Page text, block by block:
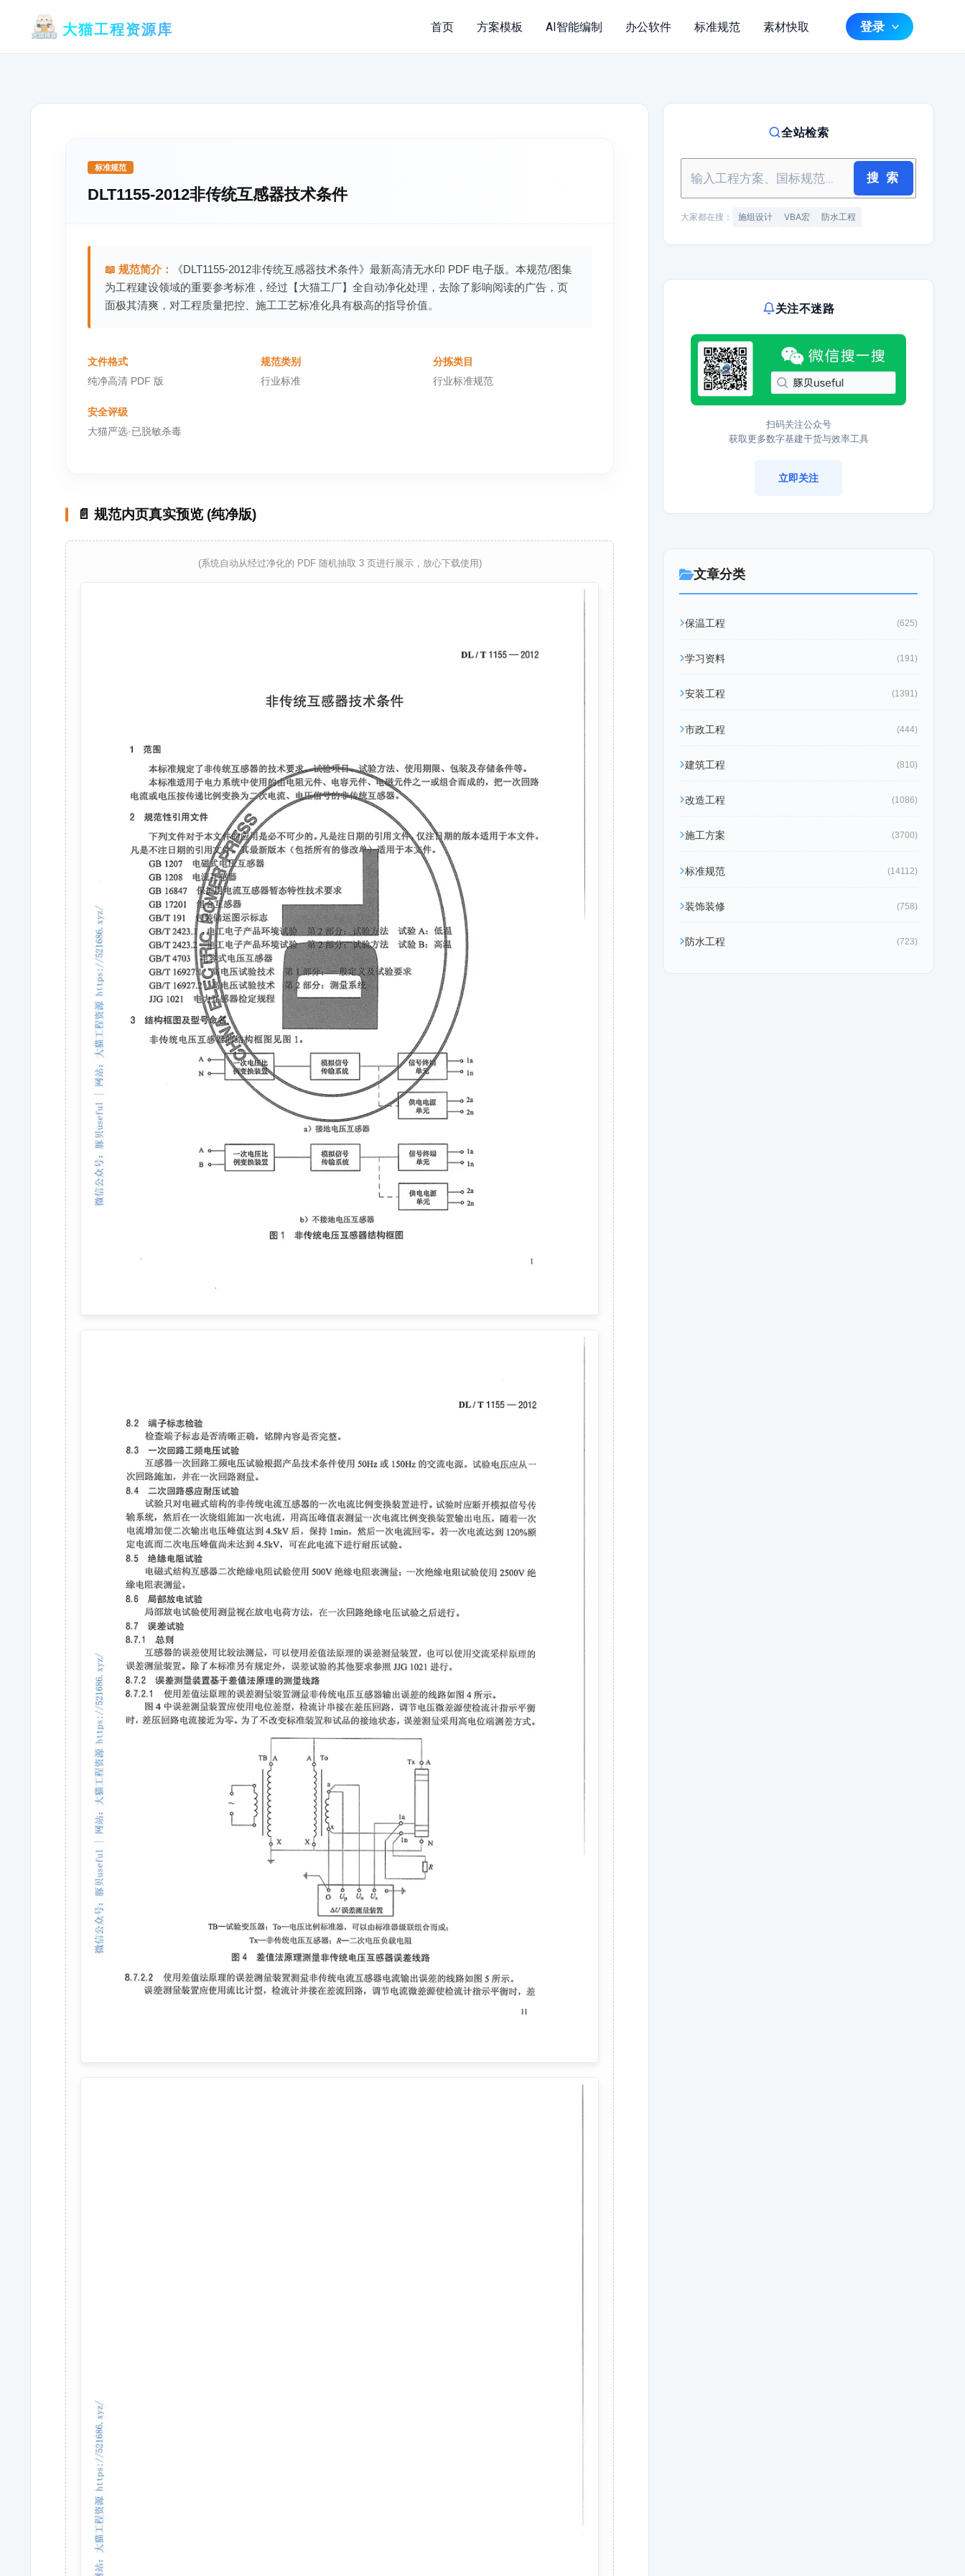
大猫工程资源库 首页 方案模板 AI智能编制 办公软件 标准规范 素材快取 登录
标准规范
DLT1155-2012非传统互感器技术条件
📖 规范简介：
《DLT1155-2012非传统互感器技术条件》最新高清无水印 PDF 电子版。本规范/图集
为工程建设领域的重要参考标准，经过【大猫工厂】全自动净化处理，去除了影响阅读的广告，页
面极其清爽，对工程质量把控、施工工艺标准化具有极高的指导价值。
文件格式
纯净高清 PDF 版
规范类别
行业标准
分拣类目
行业标准规范
安全评级
大猫严选·已脱敏杀毒
📄 规范内页真实预览 (纯净版)
(系统自动从经过净化的 PDF 随机抽取 3 页进行展示，放心下载使用)
全站检索
搜 索
大家都在搜： 施组设计 VBA宏 防水工程
关注不迷路
扫码关注公众号
获取更多数字基建干货与效率工具
立即关注
文章分类
保温工程 (625)
学习资料 (191)
安装工程 (1391)
市政工程 (444)
建筑工程 (810)
改造工程 (1086)
施工方案 (3700)
标准规范 (14112)
装饰装修 (758)
防水工程 (723)